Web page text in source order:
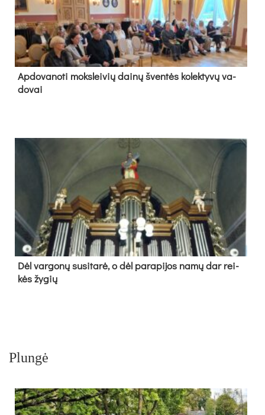
Ap­do­va­no­ti moks­lei­vių dai­nų šven­tės ko­lek­ty­vų va­
do­vai
Dėl var­go­nų su­si­ta­rė, o dėl pa­ra­pi­jos na­mų dar rei­
kės žy­gių
Plungė